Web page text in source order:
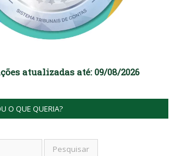
atualizadas até: 09/08/2026
O QUE QUERIA?